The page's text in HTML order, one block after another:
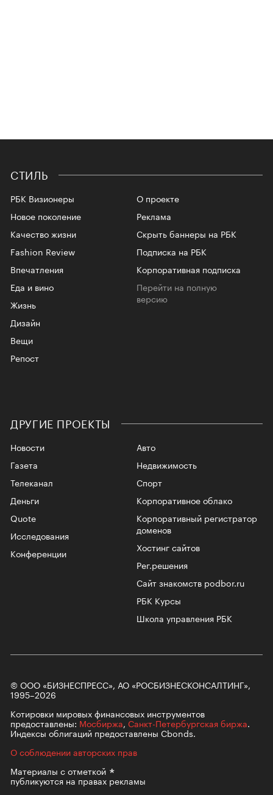
СТИЛЬ
РБК Визионеры
Новое поколение
Качество жизни
Fashion Review
Впечатления
Еда и вино
Жизнь
Дизайн
Вещи
Репост
О проекте
Реклама
Скрыть баннеры на РБК
Подписка на РБК
Корпоративная подписка
Перейти на полную
версию
ДРУГИЕ ПРОЕКТЫ
Новости
Газета
Телеканал
Авто
Недвижимость
Спорт
Корпоративное облако
Корпоративный регистратор
доменов
Хостинг сайтов
Рег.решения
Сайт знакомств podbor.ru
РБК Курсы
Школа управления РБК
Деньги
Quote
Исследования
Конференции
© ООО «БИЗНЕСПРЕСС», АО «РОСБИЗНЕСКОНСАЛТИНГ»,
1995–2026
Котировки мировых финансовых инструментов
предоставлены: Мосбиржа, Санкт-Петербургская биржа.
Индексы облигаций предоставлены Cbonds.
О соблюдении авторских прав
Материалы сотметкой
публикуются на правах рекламы